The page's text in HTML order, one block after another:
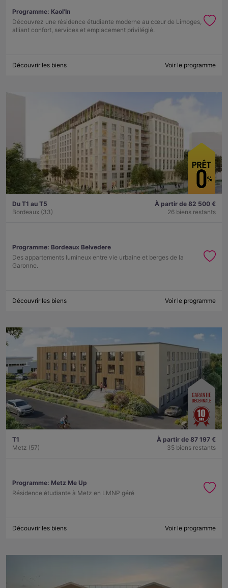
Programme: Kaol'In
Découvrez une résidence étudiante moderne au cœur de Limoges,
alliant confort, services et emplacement privilégié.
Découvrir les biens Voir le programme
Du T1 au T5
Bordeaux (33)
À partir de 82 500 €
26 biens restants
Programme: Bordeaux Belvedere
Des appartements lumineux entre vie urbaine et berges de la
Garonne.
Découvrir les biens Voir le programme
T1
Metz (57)
À partir de 87 197 €
35 biens restants
Programme: Metz Me Up
Résidence étudiante à Metz en LMNP géré
Découvrir les biens Voir le programme